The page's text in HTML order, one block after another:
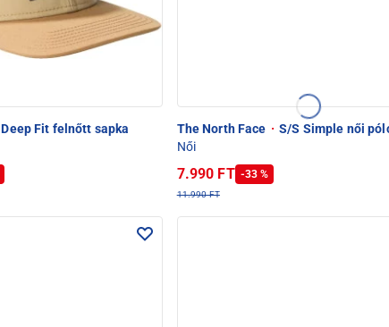
Deep Fit felnőtt sapka
The North Face · S/S Simple női
Női
7.990 FT -33 %
11.990 FT